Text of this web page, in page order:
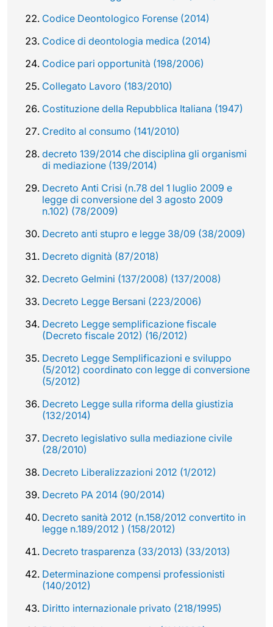
Codice Deontologico Forense (2014)
Codice di deontologia medica (2014)
Codice pari opportunità (198/2006)
Collegato Lavoro (183/2010)
Costituzione della Repubblica Italiana (1947)
Credito al consumo (141/2010)
decreto 139/2014 che disciplina gli organismi
di mediazione (139/2014)
Decreto Anti Crisi (n.78 del 1 luglio 2009 e
legge di conversione del 3 agosto 2009
n.102) (78/2009)
Decreto anti stupro e legge 38/09 (38/2009)
Decreto dignità (87/2018)
Decreto Gelmini (137/2008) (137/2008)
Decreto Legge Bersani (223/2006)
Decreto Legge semplificazione fiscale
(Decreto fiscale 2012) (16/2012)
Decreto Legge Semplificazioni e sviluppo
(5/2012) coordinato con legge di conversione
(5/2012)
Decreto Legge sulla riforma della giustizia
(132/2014)
Decreto legislativo sulla mediazione civile
(28/2010)
Decreto Liberalizzazioni 2012 (1/2012)
Decreto PA 2014 (90/2014)
Decreto sanità 2012 (n.158/2012 convertito in
legge n.189/2012 ) (158/2012)
Decreto trasparenza (33/2013) (33/2013)
Determinazione compensi professionisti
(140/2012)
Diritto internazionale privato (218/1995)